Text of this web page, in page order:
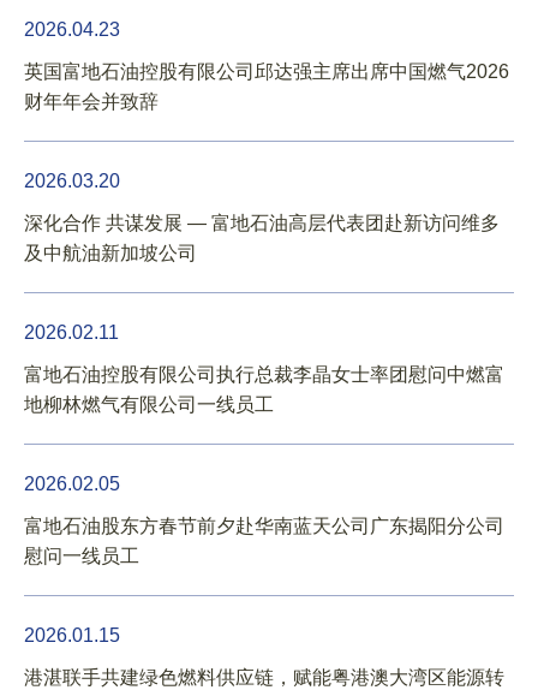
核心业务
公司要闻
2026
2025
2024
2023
2022
2021
2020
2026.04.23
英国富地石油控股有限公司邱达强主席出席中国燃气2026
财年年会并致辞
2026.03.20
深化合作 共谋发展 — 富地石油高层代表团赴新访问维多
及中航油新加坡公司
2026.02.11
富地石油控股有限公司执行总裁李晶女士率团慰问中燃富
地柳林燃气有限公司一线员工
2026.02.05
富地石油股东方春节前夕赴华南蓝天公司广东揭阳分公司
慰问一线员工
2026.01.15
港湛联手共建绿色燃料供应链，赋能粤港澳大湾区能源转